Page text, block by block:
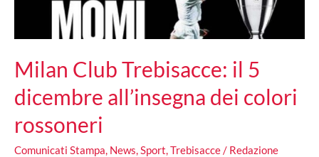
Milan Club Trebisacce: il 5
dicembre all’insegna dei colori
rossoneri
Comunicati Stampa, News,Sport,Trebisacce/ Redazione